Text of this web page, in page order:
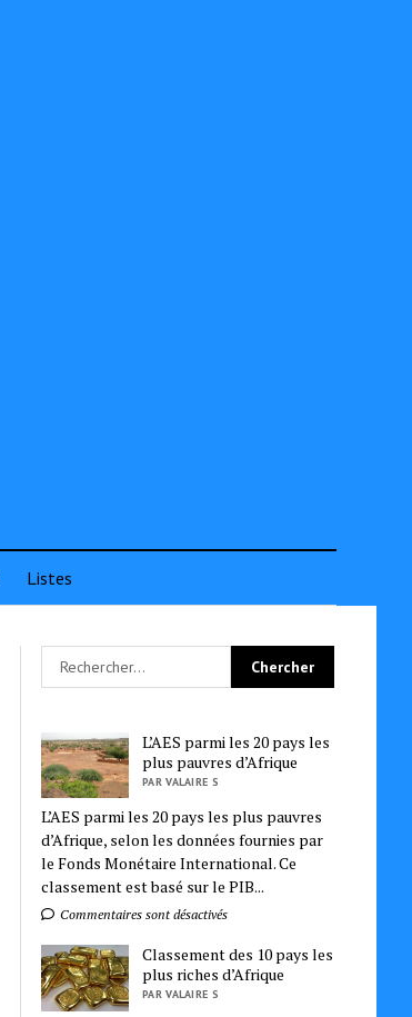
Listes
L’AES parmi les 20 pays les
plus pauvres d’Afrique
PAR VALAIRE S
L’AES parmi les 20 pays les plus pauvres
d’Afrique, selon les données fournies par
le Fonds Monétaire International. Ce
classement est basé sur le PIB...
Commentaires sont désactivés
Classement des 10 pays les
plus riches d’Afrique
PAR VALAIRE S